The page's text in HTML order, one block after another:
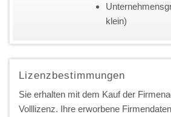
klein)
Lizenzbestimmungen
Sie erhalten mit dem Kauf der
Volllizenz. Ihre erworbene